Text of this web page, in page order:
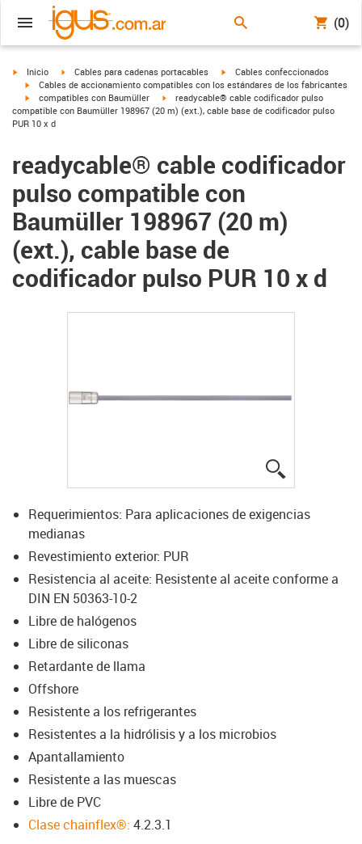
(0)
igus-icon-arrow-right
Inicio igus-icon-arrow-right
Cables para cadenas portacables igus-icon-arrow-right
Cables confeccionados
igus-icon-arrow-right
Cables de accionamiento compatibles con los estándares de los fabricantes
igus-icon-arrow-right
compatibles con Baumüller igus-icon-arrow-right
readycable® cable codificador pulso
compatible con Baumüller 198967 (20 m) (ext.), cable base de codificador pulso
PUR 10 x d
readycable® cable codificador
pulso compatible con
Baumüller 198967 (20 m)
(ext.), cable base de
codificador pulso PUR 10 x d
Requerimientos: Para aplicaciones de exigencias
medianas
Revestimiento exterior: PUR
Resistencia al aceite: Resistente al aceite conforme a
DIN EN 50363-10-2
Libre de halógenos
Libre de siliconas
Retardante de llama
Offshore
Resistente a los refrigerantes
Resistentes a la hidrólisis y a los microbios
Apantallamiento
Resistente a las muescas
Libre de PVC
Clase chainflex®: 4.2.3.1